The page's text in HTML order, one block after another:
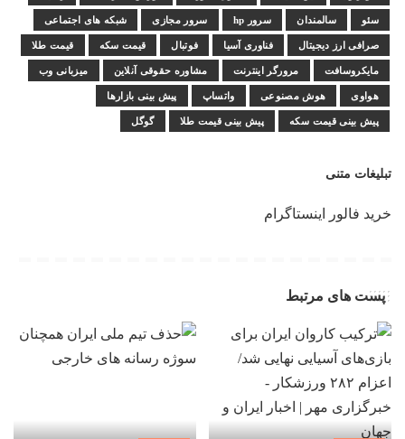
سئو سالمندان سرور hp سرور مجازی شبکه های اجتماعی
صرافی ارز دیجیتال فناوری آسیا فوتبال قیمت سکه قیمت طلا
مایکروسافت مرورگر اینترنت مشاوره حقوقی آنلاین میزبانی وب
هواوی هوش مصنوعی واتساپ پیش بینی بازارها
پیش بینی قیمت سکه پیش بینی قیمت طلا گوگل
تبلیغات متنی
خرید فالور اینستاگرام
پست های مرتبط